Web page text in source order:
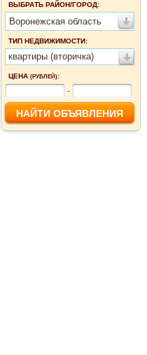
ВЫБРАТЬ РАЙОН/ГОРОД:
Воронежская область
ТИП НЕДВИЖИМОСТИ:
квартиры (вторичка)
ЦЕНА (РУБЛЕЙ):
-